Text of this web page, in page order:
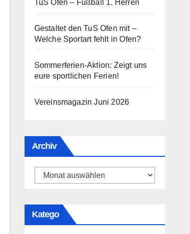
TuS Ofen – Fußball 1. Herren
Gestaltet den TuS Ofen mit –
Welche Sportart fehlt in Ofen?
Sommerferien-Aktion: Zeigt uns
eure sportlichen Ferien!
Vereinsmagazin Juni 2026
Archiv
Archiv
Katego